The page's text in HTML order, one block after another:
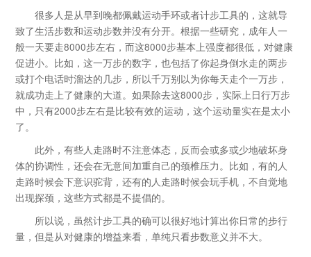
很多人是从早到晚都佩戴运动手环或者计步工具的，这就导
致了生活步数和运动步数并没有分开。根据一些研究，成年人一
般一天要走8000步左右，而这8000步基本上强度都很低，对健康
促进小。比如，这一万步的数字，也包括了你起身倒水走的两步
或打个电话时溜达的几步，所以千万别以为你每天走个一万步，
就成功走上了健康的大道。如果除去这8000步，实际上日行万步
中，只有2000步左右是比较有效的运动，这个运动量实在是太小
了。
此外，有些人走路时不注意体态，反而会或多或少地破坏身
体的协调性，还会在无意间加重自己的颈椎压力。比如，有的人
走路时候会下意识驼背，还有的人走路时候会玩手机，不自觉地
出现探颈，这些方式都是不提倡的。
所以说，虽然计步工具的确可以很好地计算出你日常的步行
量，但是从对健康的增益来看，单纯只看步数意义并不大。